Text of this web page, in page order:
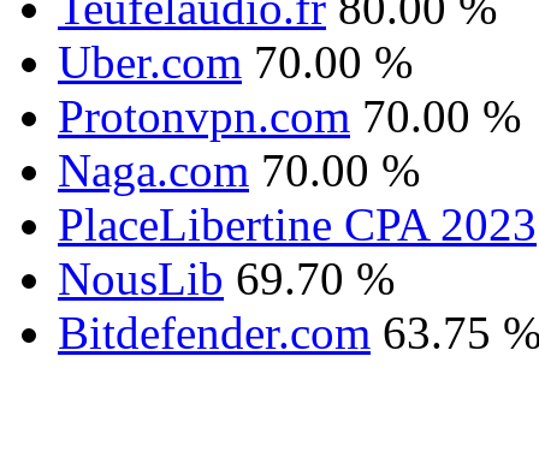
Uber.com 70.00 %
Protonvpn.com 70.00 %
Naga.com 70.00 %
PlaceLibertine CPA 2023
NousLib 69.70 %
Bitdefender.com 63.75